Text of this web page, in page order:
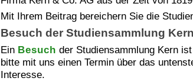
Mit Ihrem Beitrag bereichern Sie die
Besuch der Studiensammlung Kern
Ein Besuch der Studiensammlung Kern
bitte mit uns einen Termin über das
Interesse.